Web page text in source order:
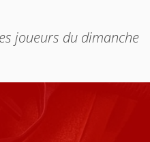
joueurs du dimanche